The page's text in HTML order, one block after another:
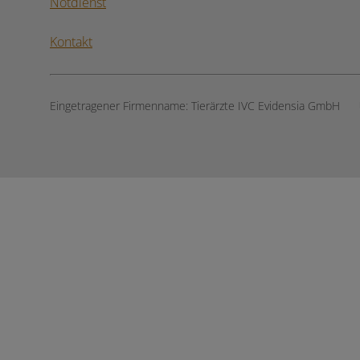
Kontakt
Eingetragener Firmenname: Tierärzte IVC Evidensia GmbH